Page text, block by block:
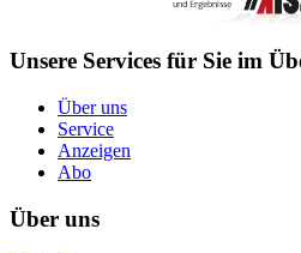
Unsere Services für Sie im
Über uns
Service
Anzeigen
Abo
Über uns